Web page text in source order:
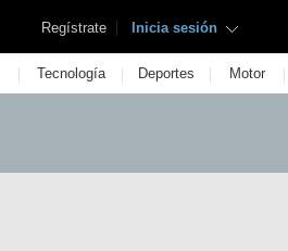
Regístrate | Inicia sesión
| Tecnología | Deportes | Motor |